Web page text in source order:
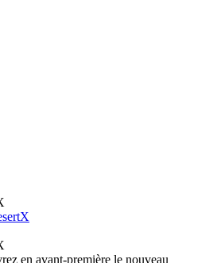
en avant-première le nouveau